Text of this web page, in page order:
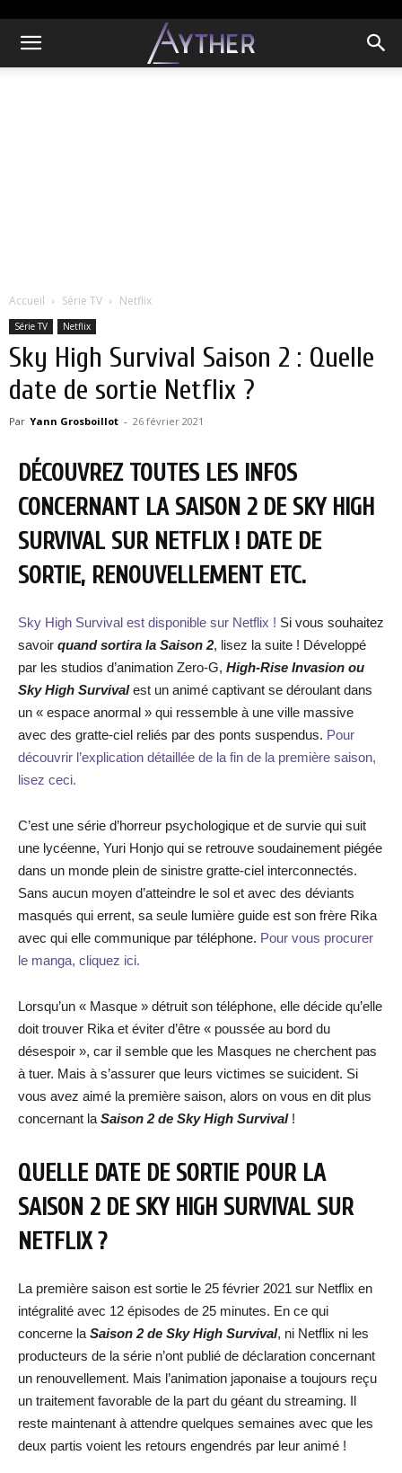
Accueil Série TV Netflix
Série TV Netflix
Sky High Survival Saison 2 : Quelle
date de sortie Netflix ?
Par Yann Grosboillot - 26 février 2021
DÉCOUVREZ TOUTES LES INFOS
CONCERNANT LA SAISON 2 DE SKY HIGH
SURVIVAL SUR NETFLIX ! DATE DE
SORTIE, RENOUVELLEMENT ETC.
Sky High Survival est disponible sur Netflix ! Si vous souhaitez
savoir quand sortira la Saison 2, lisez la suite ! Développé
par les studios d’animation Zero-G, High-Rise Invasion ou
Sky High Survivalest un animé captivant se déroulant dans
un « espace anormal » qui ressemble à une ville massive
avec des gratte-ciel reliés par des ponts suspendus. Pour
découvrir l’explication détaillée de la fin de la première saison,
lisez ceci.
C’est une série d’horreur psychologique et de survie qui suit
une lycéenne, Yuri Honjo qui se retrouve soudainement piégée
dans un monde plein de sinistre gratte-ciel interconnectés.
Sans aucun moyen d’atteindre le sol et avec des déviants
masqués qui errent, sa seule lumière guide est son frère Rika
avec qui elle communique par téléphone. Pour vous procurer
le manga, cliquez ici.
Lorsqu’un « Masque » détruit son téléphone, elle décide qu’elle
doit trouver Rika et éviter d’être « poussée au bord du
désespoir », car il semble que les Masques ne cherchent pas
à tuer. Mais à s’assurer que leurs victimes se suicident. Si
vous avez aimé la première saison, alors on vous en dit plus
concernant la Saison 2 de Sky High Survival!
QUELLE DATE DE SORTIE POUR LA
SAISON 2 DE SKY HIGH SURVIVAL SUR
NETFLIX ?
La première saison est sortie le 25 février 2021 sur Netflix en
intégralité avec 12 épisodes de 25 minutes. En ce qui
concerne la Saison 2 de Sky High Survival, ni Netflix ni les
producteurs de la série n’ont publié de déclaration concernant
un renouvellement. Mais l’animation japonaise a toujours reçu
un traitement favorable de la part du géant du streaming. Il
reste maintenant à attendre quelques semaines avec que les
deux partis voient les retours engendrés par leur animé !